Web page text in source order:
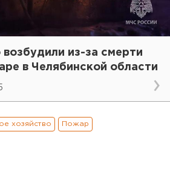
из-за смерти
в Челябинской области
хозяйство Пожар